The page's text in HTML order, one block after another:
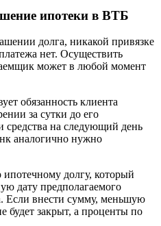
ипотеки в ВТБ
долга, никакой привязке
нет. Осуществить
может в любой момент
обязанность клиента
за сутки до его
средства на следующий день
аналогично нужно
долгу, который
дату предполагаемого
Если внести сумму, меньшую
будет закрыт, а проценты по